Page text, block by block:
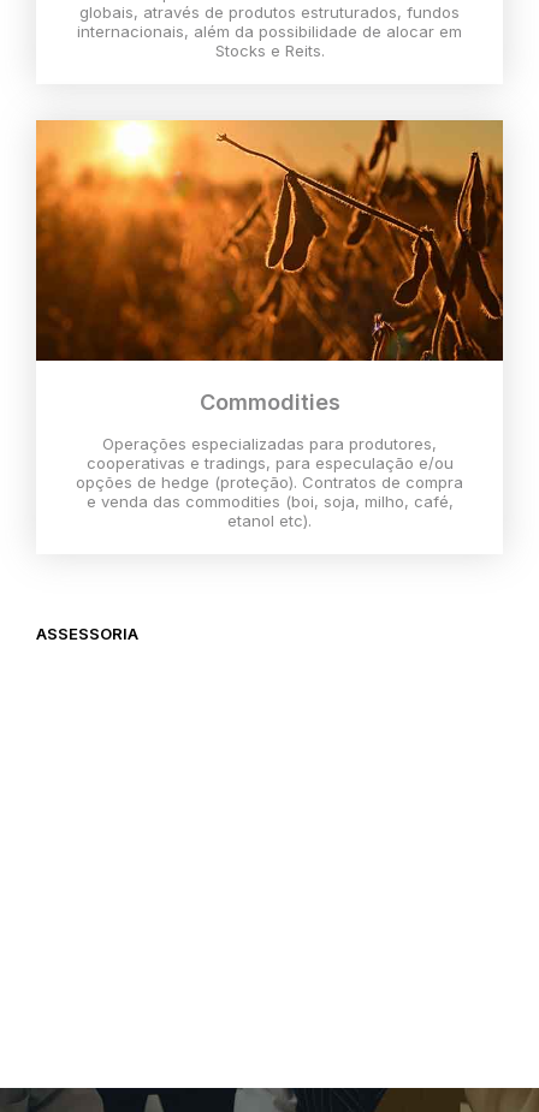
globais, através de produtos estruturados, fundos
internacionais, além da possibilidade de alocar em
Stocks e Reits.
Commodities
Operações especializadas para produtores,
cooperativas e tradings, para especulação e/ou
opções de hedge (proteção). Contratos de compra
e venda das commodities (boi, soja, milho, café,
etanol etc).
ASSESSORIA